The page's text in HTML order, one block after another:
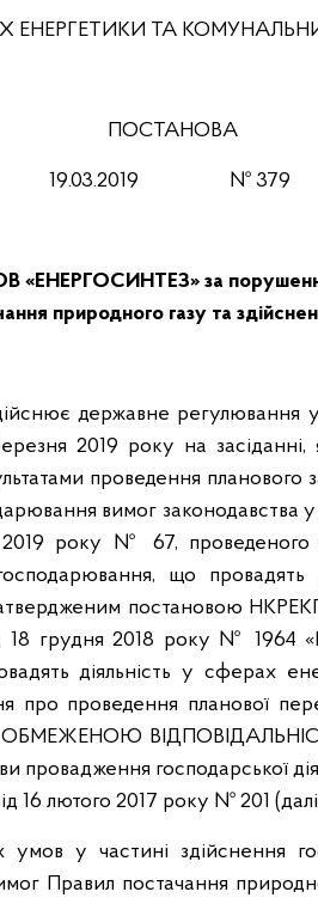
ЕНЕРГЕТИКИ ТА
ПОСТАНОВА
19.03.2019 № 379
«ЕНЕРГОСИНТЕЗ» за
природного газу та
державне регулювання
2019 року на
проведення планового
вимог законодавства
року № 67, проведеного
що
постановою
18 грудня 2018 року № 1964
діяльність у сферах
про проведення планової
ОБМЕЖЕНОЮ
провадження господарської
16 лютого 2017 року № 201 (далі
умов у частині здійснення
Правил постачання